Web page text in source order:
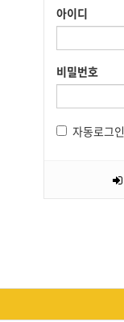
아이디
비밀번호
자동로그인